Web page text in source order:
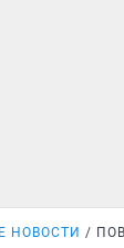
НОВОСТИ